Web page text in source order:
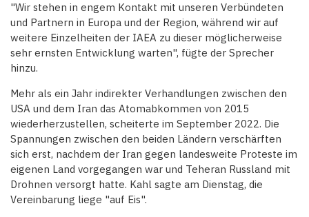
"Wir stehen in engem Kontakt mit unseren Verbündeten
und Partnern in Europa und der Region, während wir auf
weitere Einzelheiten der IAEA zu dieser möglicherweise
sehr ernsten Entwicklung warten", fügte der Sprecher
hinzu.
Mehr als ein Jahr indirekter Verhandlungen zwischen den
USA und dem Iran das Atomabkommen von 2015
wiederherzustellen, scheiterte im September 2022. Die
Spannungen zwischen den beiden Ländern verschärften
sich erst, nachdem der Iran gegen landesweite Proteste im
eigenen Land vorgegangen war und Teheran Russland mit
Drohnen versorgt hatte. Kahl sagte am Dienstag, die
Vereinbarung liege "auf Eis".